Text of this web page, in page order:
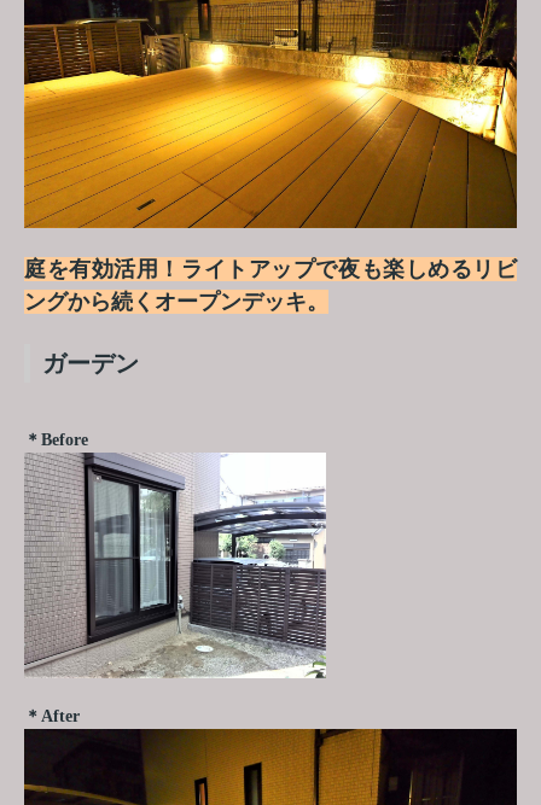
庭を有効活用！ライトアップで夜も楽しめるリビ
ングから続くオープンデッキ。
ガーデン
＊Before
＊After